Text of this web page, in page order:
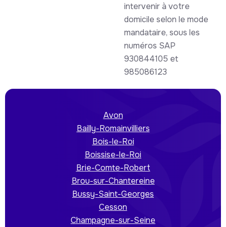
intervenir à votre
domicile selon le mode
mandataire, sous les
numéros SAP
930844105 et
985086123
Avon
Bailly-Romainvilliers
Bois-le-Roi
Boissise-le-Roi
Brie-Comte-Robert
Brou-sur-Chantereine
Bussy-Saint-Georges
Cesson
Champagne-sur-Seine